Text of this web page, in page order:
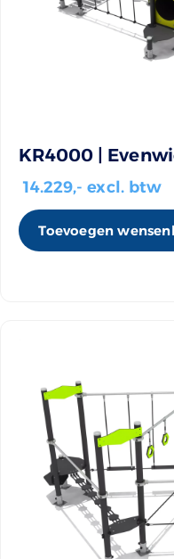
KR4000 |
14.229,- excl. btw
Toevoegen